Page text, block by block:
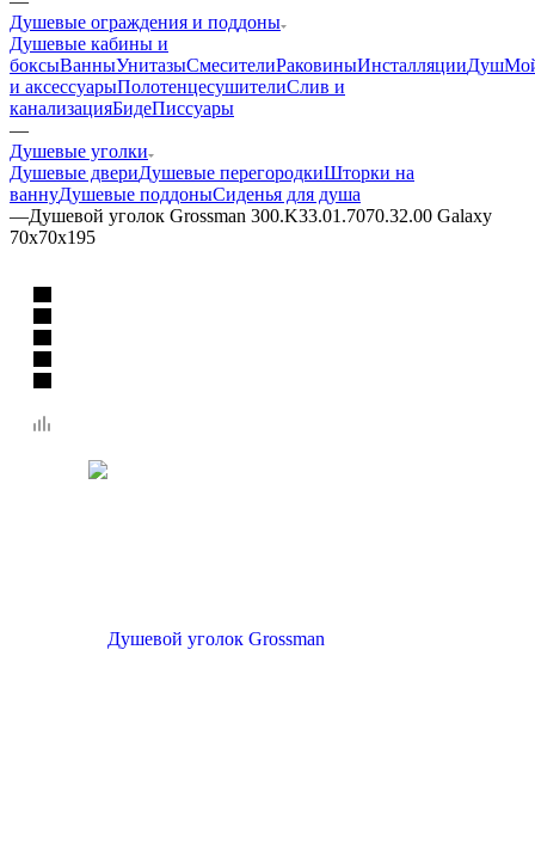
Душевые ограждения и поддоны
Душевые кабины и
боксыВанныУнитазыСмесителиРаковиныИнсталляцииДуш
и аксессуарыПолотенцесушителиСлив и
канализацияБидеПиссуары
—
Душевые уголки
Душевые двериДушевые перегородкиШторки на
ваннуДушевые поддоныСиденья для душа
—Душевой уголок Grossman 300.K33.01.7070.32.00 Galaxy
70x70x195